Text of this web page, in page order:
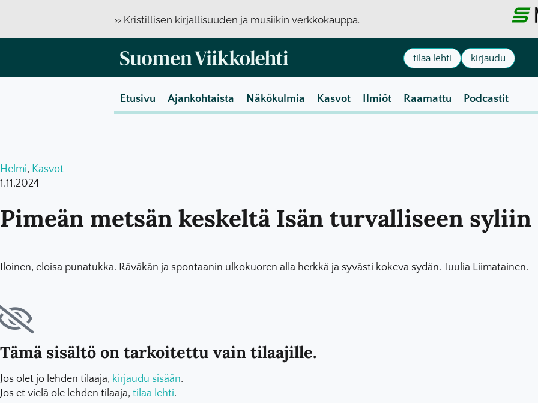
›› Kristillisen kirjallisuuden ja musiikin verkkokauppa.
tilaa lehti kirjaudu
Etusivu Ajankohtaista Näkökulmia Kasvot Ilmiöt Raamattu Podcastit
Helmi, Kasvot
1.11.2024
Pimeän metsän keskeltä Isän turvalliseen syliin
Iloinen, eloisa punatukka. Räväkän ja spontaanin ulkokuoren alla herkkä ja syvästi kokeva sydän. Tuulia Liimatainen.
Tämä sisältö on tarkoitettu vain tilaajille.
Jos olet jo lehden tilaaja, kirjaudu sisään.
Jos et vielä ole lehden tilaaja, tilaa lehti.